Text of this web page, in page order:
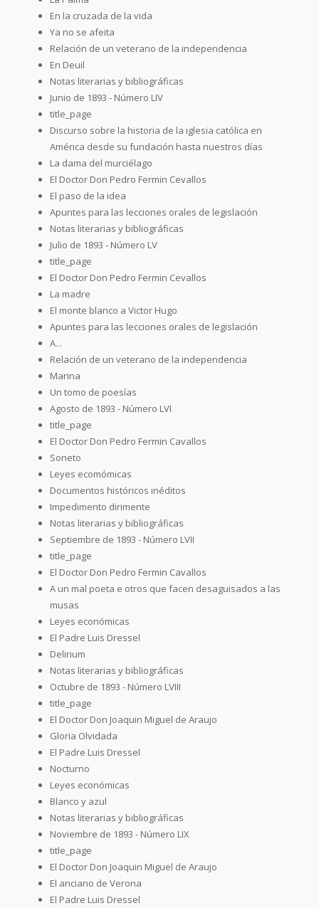
En la cruzada de la vida
Ya no se afeita
Relación de un veterano de la independencia
En Deuil
Notas literarias y bibliográficas
Junio de 1893 - Número LIV
title_page
Discurso sobre la historia de la iglesia católica en
América desde su fundación hasta nuestros días
La dama del murciélago
El Doctor Don Pedro Fermin Cevallos
El paso de la idea
Apuntes para las lecciones orales de legislación
Notas literarias y bibliográficas
Julio de 1893 - Número LV
title_page
El Doctor Don Pedro Fermin Cevallos
La madre
El monte blanco a Victor Hugo
Apuntes para las lecciones orales de legislación
A...
Relación de un veterano de la independencia
Marina
Un tomo de poesías
Agosto de 1893 - Número LVI
title_page
El Doctor Don Pedro Fermin Cavallos
Soneto
Leyes ecomómicas
Documentos históricos inéditos
Impedimento dirimente
Notas literarias y bibliográficas
Septiembre de 1893 - Número LVII
title_page
El Doctor Don Pedro Fermin Cavallos
A un mal poeta e otros que facen desaguisados a las
musas
Leyes económicas
El Padre Luis Dressel
Delirium
Notas literarias y bibliográficas
Octubre de 1893 - Número LVIII
title_page
El Doctor Don Joaquin Miguel de Araujo
Gloria Olvidada
El Padre Luis Dressel
Nocturno
Leyes económicas
Blanco y azul
Notas literarias y bibliográficas
Noviembre de 1893 - Número LIX
title_page
El Doctor Don Joaquin Miguel de Araujo
El anciano de Verona
El Padre Luis Dressel